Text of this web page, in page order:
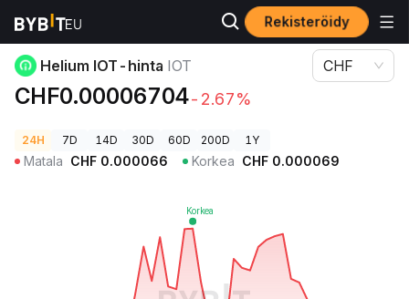
Rekisteröidy
Kryptohinnat
Helium IOT-hinta IOT
CHF0.00006704-2.67%
CHF
24H 7D 14D 30D 60D 200D 1Y
Matala CHF 0.000066 Korkea CHF 0.000069